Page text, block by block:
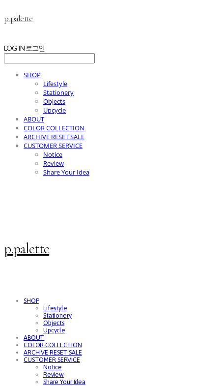
p.palette
LOG IN 로그인
SHOP
Lifestyle
Stationery
Objects
Upcycle
ABOUT
COLOR COLLECTION
ARCHIVE RESET SALE
CUSTOMER SERVICE
Notice
Review
Share Your Idea
p.palette
SHOP
Lifestyle
Stationery
Objects
Upcycle
ABOUT
COLOR COLLECTION
ARCHIVE RESET SALE
CUSTOMER SERVICE
Notice
Review
Share Your Idea